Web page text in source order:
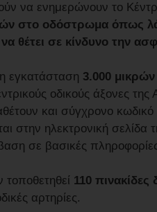
να ενημερώνουν το
στο οδόστρωμα όπως
θέτει σε κίνδυνο την
εγκατάσταση 3.000
οδικούς άξονες
και σύγχρονο
στην ηλεκτρονική σελίδα
σε βασικές
110 πινακίδες
αρτηρίες.